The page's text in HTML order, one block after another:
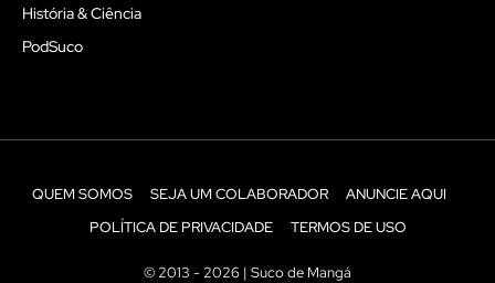
História & Ciência
PodSuco
QUEM SOMOS SEJA UM COLABORADOR
ANUNCIE AQUI
POLÍTICA DE PRIVACIDADE
TERMOS DE USO
© 2013 - 2026 | Suco de Mangá